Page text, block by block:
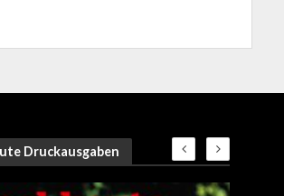
Druckausgaben